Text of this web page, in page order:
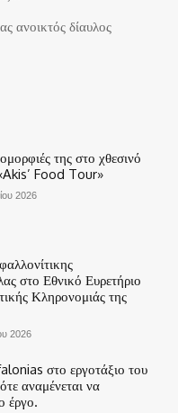
ανοικτός δίαυλος
της στο χθεσινό
Food Tour»
2026
στο Εθνικό Ευρετήριο
Κληρονομιάς της
2026
στο εργοτάξιο του
αναμένεται να
έργο.